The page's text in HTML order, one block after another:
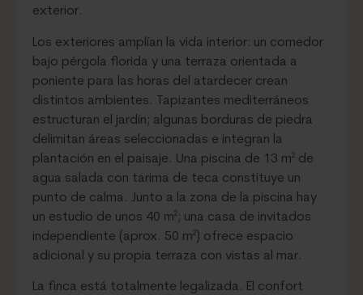
exterior.
Los exteriores amplían la vida interior: un comedor
bajo pérgola florida y una terraza orientada a
poniente para las horas del atardecer crean
distintos ambientes. Tapizantes mediterráneos
estructuran el jardín; algunas borduras de piedra
delimitan áreas seleccionadas e integran la
plantación en el paisaje. Una piscina de 13 m² de
agua salada con tarima de teca constituye un
punto de calma. Junto a la zona de la piscina hay
un estudio de unos 40 m²; una casa de invitados
independiente (aprox. 50 m²) ofrece espacio
adicional y su propia terraza con vistas al mar.
La finca está totalmente legalizada. El confort